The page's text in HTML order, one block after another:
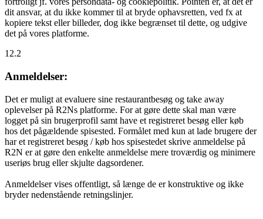
dit ansvar, at du ikke kommer til at bryde ophavsretten, ved fx at
kopiere tekst eller billeder, dog ikke begrænset til dette, og udgive
det på vores platforme.
12.2
Anmeldelser:
Det er muligt at evaluere sine restaurantbesøg og take away
oplevelser på R2Ns platforme. For at gøre dette skal man være
logget på sin brugerprofil samt have et registreret besøg eller køb
hos det pågældende spisested. Formålet med kun at lade brugere der
har et registreret besøg / køb hos spisestedet skrive anmeldelse på
R2N er at gøre den enkelte anmeldelse mere troværdig og minimere
useriøs brug eller skjulte dagsordener.
Anmeldelser vises offentligt, så længe de er konstruktive og ikke
bryder nedenstående retningslinjer.